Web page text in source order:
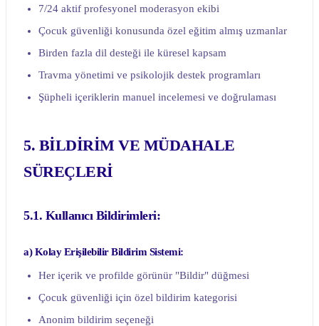
7/24 aktif profesyonel moderasyon ekibi
Çocuk güvenliği konusunda özel eğitim almış uzmanlar
Birden fazla dil desteği ile küresel kapsam
Travma yönetimi ve psikolojik destek programları
Şüpheli içeriklerin manuel incelemesi ve doğrulaması
5. BİLDİRİM VE MÜDAHALE
SÜREÇLERİ
5.1. Kullanıcı Bildirimleri:
a) Kolay Erişilebilir Bildirim Sistemi:
Her içerik ve profilde görünür "Bildir" düğmesi
Çocuk güvenliği için özel bildirim kategorisi
Anonim bildirim seçeneği